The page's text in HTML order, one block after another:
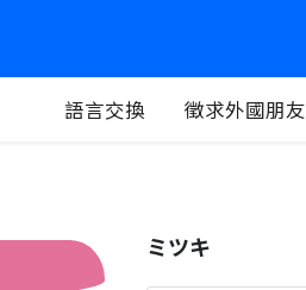
語言交換 徵求外國朋友
ミツキ